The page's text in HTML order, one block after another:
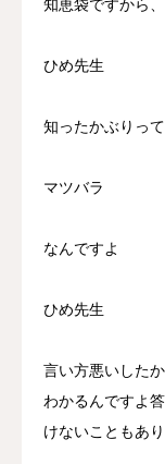
知恵袋ですから
ひめ先生
知ったかぶりっ
マツバラ
なんですよ
ひめ先生
言い方悪いした
わかるんですよ
けないこともあ